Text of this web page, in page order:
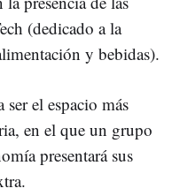
(dedicado a la
y bebidas).
ser el espacio más
en el que un grupo
presentará sus